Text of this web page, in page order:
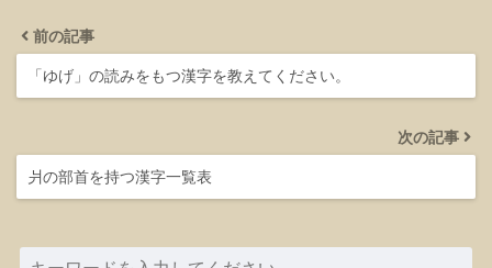
前の記事
「ゆげ」の読みをもつ漢字を教えてください。
次の記事
爿の部首を持つ漢字一覧表